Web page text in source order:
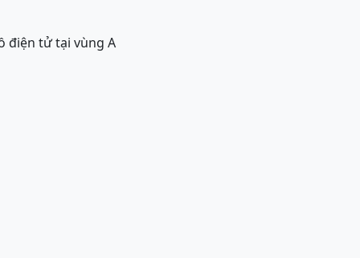
điện tử tại vùng A